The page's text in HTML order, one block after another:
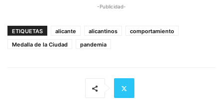
-Publicidad-
ETIQUETAS alicante alicantinos
comportamiento
Medalla de la Ciudad
pandemia